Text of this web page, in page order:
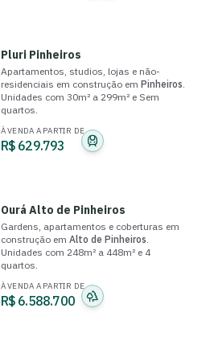
Pluri Pinheiros
Apartamentos, studios, lojas e não-
residenciais em construçãoem Pinheiros.
Unidades com 30m² a 299m²e Sem
quartos.
À VENDA A PARTIR DE
R$ 629.793
Ourá Alto de Pinheiros
Gardens, apartamentos e coberturas em
construçãoem Alto de Pinheiros.
Unidades com 248m² a 448m²e 4
quartos.
À VENDA A PARTIR DE
R$ 6.588.700